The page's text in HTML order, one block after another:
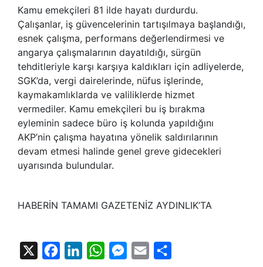
Kamu emekçileri 81 ilde hayatı durdurdu.
Çalışanlar, iş güvencelerinin tartışılmaya başlandığı,
esnek çalışma, performans değerlendirmesi ve
angarya çalışmalarının dayatıldığı, sürgün
tehditleriyle karşı karşıya kaldıkları için adliyelerde,
SGK’da, vergi dairelerinde, nüfus işlerinde,
kaymakamlıklarda ve valiliklerde hizmet
vermediler. Kamu emekçileri bu iş bırakma
eyleminin sadece büro iş kolunda yapıldığını
AKP’nin çalışma hayatına yönelik saldırılarının
devam etmesi halinde genel greve gidecekleri
uyarısında bulundular.
HABERİN TAMAMI GAZETENİZ AYDINLIK’TA
FacebookLinkedInWhatsAppMessenger
Email